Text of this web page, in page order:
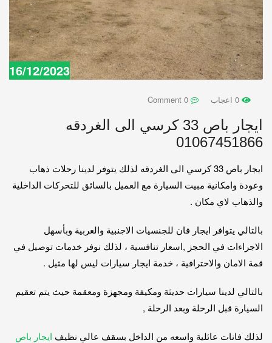
16/12/2023
ايجار باص 33 كرسي الى الغردقه
01067451866
ايجار باص 33 كرسي الى الغردقه لذلك يتوفر لدينا رحلات ذهاب
وعودة وامكانية مبيت السيارة مع العميل بالسائق للتحركات الداخلية
والذهاب لاي مكان .
بالتالي يتوافر ايجار فان للجنسيات الاجنبية والعربية وبأسهل
الاجراءات في الحجز ,اسعار تنافسية ، لذلك نوفر خدمات توصيل في
قمة الامان والاحترافية ، خدمة ايجار سيارات ليس لها مثيل .
بالتالي لدينا سيارات حديثة ومكيفة ومجهزة ومعقمة حيث يتم تعقيم
السيارة قبل الرحلة وبعد الرحلة ,
لذلك فانات عائلية واسعه من الداخل بسقف عالي نظيف ايجار باص